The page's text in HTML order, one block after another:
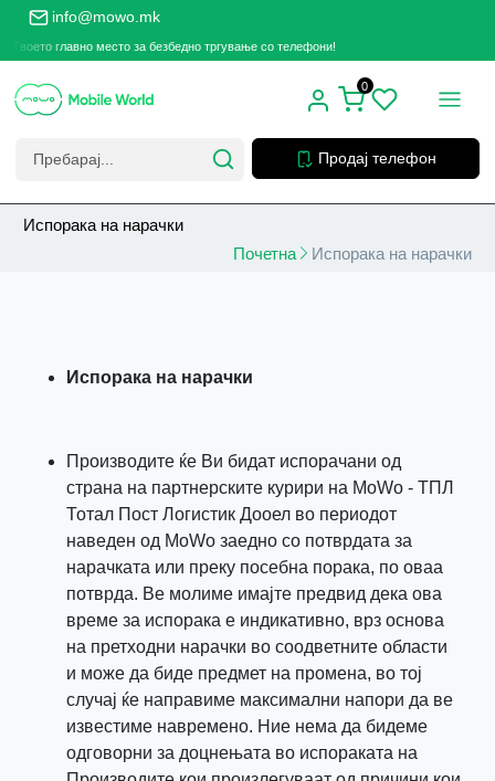
info@mowo.mk
Твоето главно место за безбедно тргување со телефони!
Продај телефон
0
Испорака на нарачки
Почетна
Испорака на нарачки
Испорака на нарачки
Производите ќе Ви бидат испорачани од
страна на партнерските курири на MoWo - ТПЛ
Тотал Пост Логистик Дооел во периодот
наведен од MoWo заедно со потврдата за
нарачката или преку посебна порака, по оваа
потврда. Ве молиме имајте предвид дека ова
време за испорака е индикативно, врз основа
на претходни нарачки во соодветните области
и може да биде предмет на промена, во тој
случај ќе направиме максимални напори да ве
известиме навремено. Ние нема да бидеме
одговорни за доцнењата во испораката на